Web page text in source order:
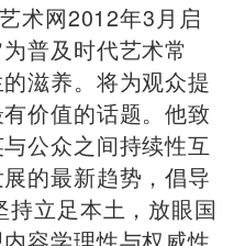
术网2012年3月启
普及时代艺术常
滋养。将为观众提
价值的话题。他致
公众之间持续性互
的最新趋势，倡导
立足本土，放眼国